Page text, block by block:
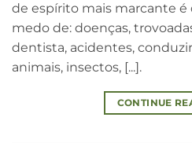
de espírito mais marcante é
medo de: doenças,
dentista, acidentes,
animais, insectos, [...].
CONTINUE